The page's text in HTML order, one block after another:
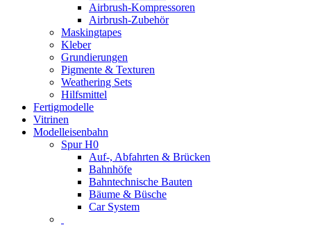
Airbrush-Kompressoren
Airbrush-Zubehör
Maskingtapes
Kleber
Grundierungen
Pigmente & Texturen
Weathering Sets
Hilfsmittel
Fertigmodelle
Vitrinen
Modelleisenbahn
Spur H0
Auf-, Abfahrten & Brücken
Bahnhöfe
Bahntechnische Bauten
Bäume & Büsche
Car System